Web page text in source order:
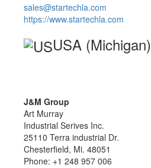
sales@startechla.com
https://www.startechla.com
USA (Michigan)
J&M Group
Art Murray
Industrial Serives Inc.
25110 Terra industrial Dr.
Chesterfield, Mi. 48051
Phone: +1 248 957 006